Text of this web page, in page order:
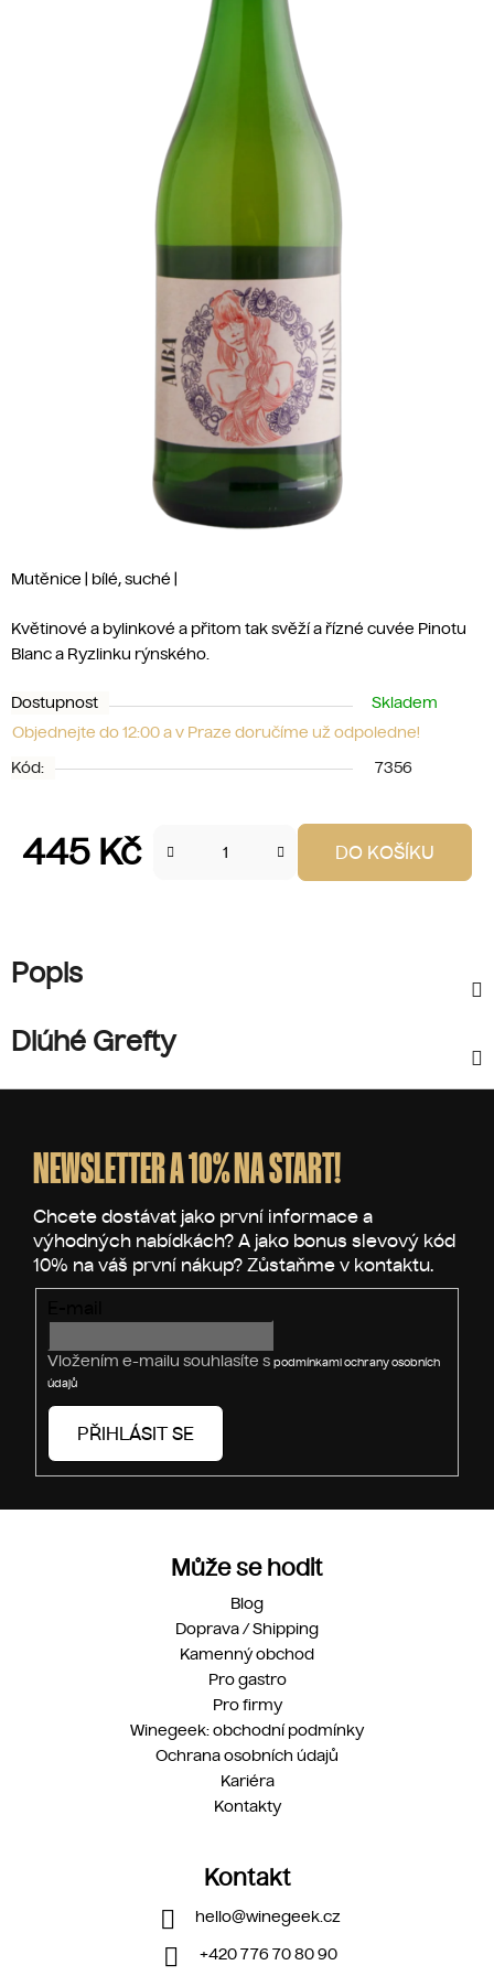
Mutěnice | bílé, suché |
Květinové a bylinkové a přitom tak svěží a řízné cuvée Pinotu
Blanc a Ryzlinku rýnského.
Dostupnost
Skladem
Objednejte do 12:00 a v Praze doručíme už odpoledne!
Kód:
7356
445 Kč DO KOŠÍKU
Popis
Dlúhé Grefty
NEWSLETTER A 10% NA START!
Vložením e-mailu souhlasíte s podmínkami ochrany osobních
údajů
PŘIHLÁSIT SE
Může se hodit
Blog
Doprava / Shipping
Kamenný obchod
Pro gastro
Pro firmy
Winegeek: obchodní podmínky
Ochrana osobních údajů
Kariéra
Kontakty
Kontakt
hello@winegeek.cz
+420 776 70 80 90